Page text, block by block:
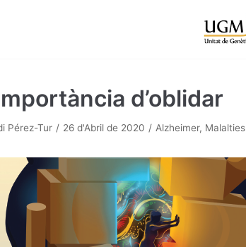
d’oblidar
Pérez-Tur 26 d'Abril de 2020 Alzheimer, Malalties